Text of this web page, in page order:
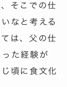
そこでの仕
なと考える
は、父の仕
た経験が
頃に食文化